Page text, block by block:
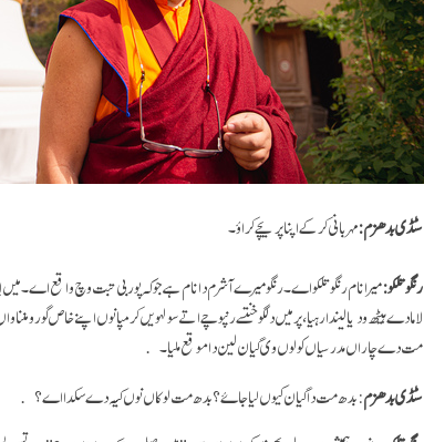
سٹڈی بدھزم:مہربانی کر کے اپنا پریچے کراؤ۔
رنگو تلکو:میرا نام رنگو تلکو اے۔ رنگو میرے آشرم دا نام ہے جو کہ پوربی تبت وچ واقع اے۔
لاما دے ہیٹھ ودیا لیندا رہیا، پر میں دلگو خنتسے رنپوچے اتے سولہویں کرمپا نوں اپنے خاص گورو
مت دے چاراں مدرسیاں کولوں وی گیان لین دا موقع ملیا۔
سٹڈی بدھزم: بدھ مت دا گیان کیوں لیا جاۓ؟ بدھ مت لوکاں نوں کیہ دے سکدا اے؟